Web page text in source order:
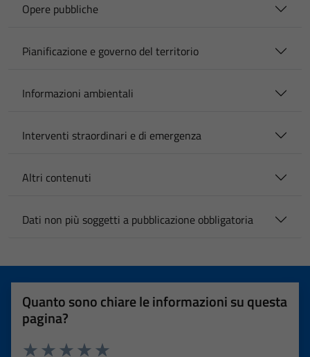
Opere pubbliche
Pianificazione e governo del territorio
Informazioni ambientali
Interventi straordinari e di emergenza
Altri contenuti
Dati non più soggetti a pubblicazione obbligatoria
Quanto sono chiare le informazioni su questa
pagina?